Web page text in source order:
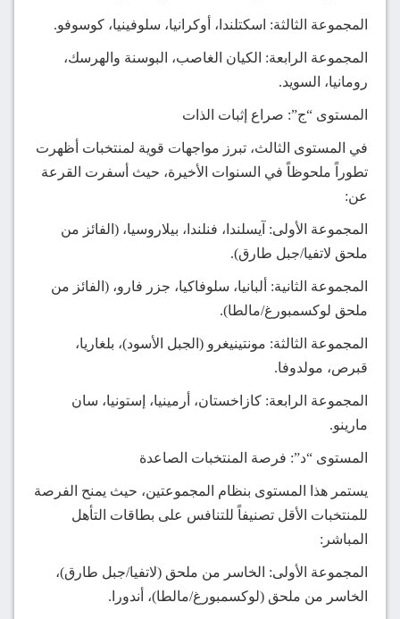
المجموعة الثالثة: اسكتلندا، أوكرانيا، سلوفينيا، كوسوفو.
المجموعة الرابعة: الكيان الغاصب، البوسنة والهرسك،
رومانيا، السويد.
المستوى “ج”: صراع إثبات الذات
في المستوى الثالث، تبرز مواجهات قوية لمنتخبات أظهرت
تطوراً ملحوظاً في السنوات الأخيرة، حيث أسفرت القرعة
عن:
المجموعة الأولى: آيسلندا، فنلندا، بيلاروسيا، (الفائز من
ملحق لاتفيا/جبل طارق).
المجموعة الثانية: ألبانيا، سلوفاكيا، جزر فارو، (الفائز من
ملحق لوكسمبورغ/مالطا).
المجموعة الثالثة: مونتينيغرو (الجبل الأسود)، بلغاريا،
قبرص، مولدوفا.
المجموعة الرابعة: كازاخستان، أرمينيا، إستونيا، سان
مارينو.
المستوى “د”: فرصة المنتخبات الصاعدة
يستمر هذا المستوى بنظام المجموعتين، حيث يمنح الفرصة
للمنتخبات الأقل تصنيفاً للتنافس على بطاقات التأهل
المباشر:
المجموعة الأولى: الخاسر من ملحق (لاتفيا/جبل طارق)،
الخاسر من ملحق (لوكسمبورغ/مالطا)، أندورا.